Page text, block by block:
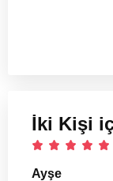
İki Kişi
Ayşe